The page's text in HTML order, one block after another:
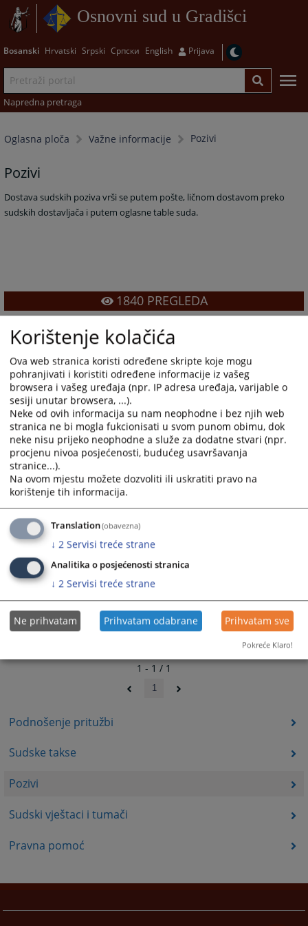
Osnovni sud u Gradišci
Bosanski Hrvatski Srpski Српски English Prijava
Napredna pretraga
Oglasna ploča Važne informacije Pozivi
Podnošenje pritužbi
Sudske takse
Pozivi
Sudski vještaci i tumači
Pravna pomoć
Pozivi
Dostava sudskih poziva vrši se putem pošte, ličnom dostavom preko
sudskih dostavljača i putem oglasne table suda.
1840PREGLEDA
1 - 1 / 1
1
Korištenje kolačića
Ova web stranica koristi određene skripte koje mogu
pohranjivati i koristiti određene informacije iz vašeg
browsera i vašeg uređaja (npr. IP adresa uređaja, varijable o
sesiji unutar browsera, ...).
Neke od ovih informacija su nam neophodne i bez njih web
stranica ne bi mogla fukcionisati u svom punom obimu, dok
neke nisu prijeko neophodne a služe za dodatne stvari (npr.
procjenu nivoa posjećenosti, budućeg usavršavanja
stranice...).
Na ovom mjestu možete dozvoliti ili uskratiti pravo na
korištenje tih informacija.
Translation(obavezna)
↓ 2 Servisi treće strane
Analitika o posjećenosti stranica
↓ 2 Servisi treće strane
Ne prihvatam Prihvatam odabrane Prihvatam sve
Pokreće Klaro!